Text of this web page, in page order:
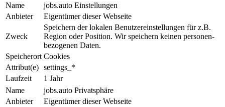
Name
jobs.auto Einstellungen
Anbieter
Eigentümer dieser Webseite
Zweck
Speichern der lokalen Be­nut­zer­ein­stel­lun­gen für z.B.
Region oder Position. Wir speichern keinen per­so­nen­
be­zo­ge­nen Daten.
Speicherort Cookies
Attribut(e) settings_*
Laufzeit
1 Jahr
Name
jobs.auto Privatsphäre
Anbieter
Eigentümer dieser Webseite